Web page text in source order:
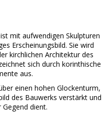
mit aufwendigen Skulpturen
Erscheinungsbild. Sie wird
kirchlichen Architektur des
sich durch korinthische
aus.
einen hohen Glockenturm,
des Bauwerks verstärkt und
dient.